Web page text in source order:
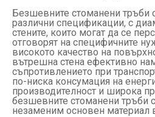
Безшевните стоманени тръби
различни спецификации, с
стените, които могат да се
отговорят на специфичните
високото качество на
вътрешна стена ефективно
съпротивлението при
по-ниска консумация на
производителност и широка
безшевните стоманени тръби
незаменим основен материал